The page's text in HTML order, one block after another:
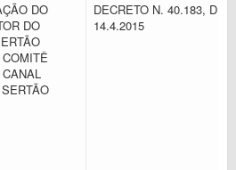
DO
DO
DECRETO N. 40.183, DE
14.4.2015